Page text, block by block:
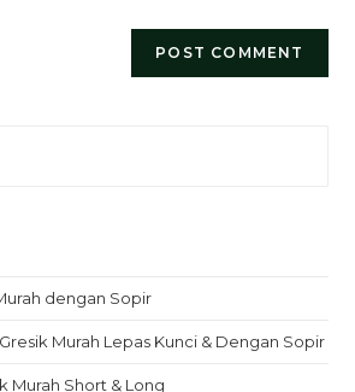
dengan Sopir
Murah Lepas Kunci & Dengan Sopir
Murah Short & Long